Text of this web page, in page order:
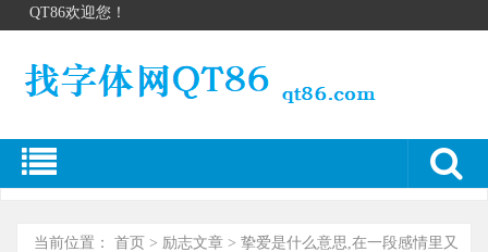
QT86欢迎您！
当前位置： 首页 > 励志文章 > 挚爱是什么意思,在一段感情里又